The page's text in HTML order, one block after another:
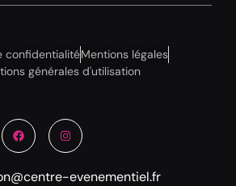
evenementiel.fr
confidentialitéMentions légales
générales d'utilisation